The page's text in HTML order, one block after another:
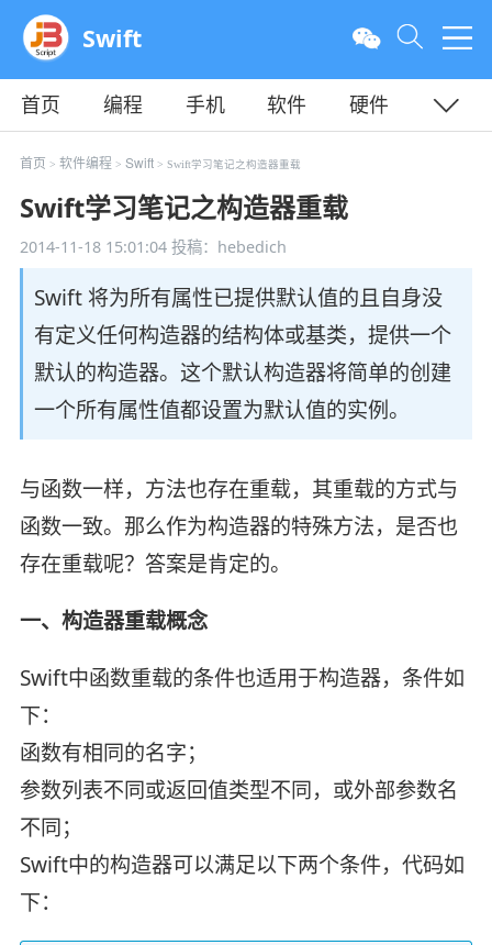
Swift
首页 编程 手机 软件
硬件
教程
平面 服务器
首页 > 软件编程 > Swift> Swift学习笔记之构造器重载
Swift学习笔记之构造器重载
2014-11-18 15:01:04投稿：hebedich
Swift 将为所有属性已提供默认值的且自身没
有定义任何构造器的结构体或基类，提供一个
默认的构造器。这个默认构造器将简单的创建
一个所有属性值都设置为默认值的实例。
与函数一样，方法也存在重载，其重载的方式与
函数一致。那么作为构造器的特殊方法，是否也
存在重载呢？答案是肯定的。
一、构造器重载概念
Swift中函数重载的条件也适用于构造器，条件如
下：
函数有相同的名字；
参数列表不同或返回值类型不同，或外部参数名
不同；
Swift中的构造器可以满足以下两个条件，代码如
下：